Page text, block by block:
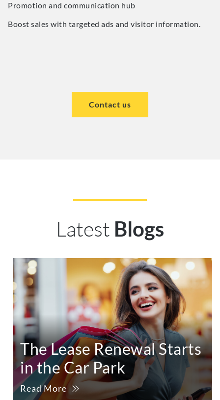
Promotion and communication hub
Boost sales with targeted ads and visitor information.
Contact us
Latest Blogs
The Lease Renewal Starts
in the Car Park
Read More